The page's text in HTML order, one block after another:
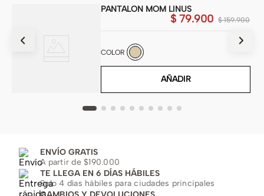
PANTALON MOM LINUS
$ 159.900
$ 79.900
COLOR
AÑADIR
ENVÍO GRATIS
A partir de $190.000
TE LLEGA EN 6 DÍAS HÁBILES
Solo 4 días hábiles para ciudades principales